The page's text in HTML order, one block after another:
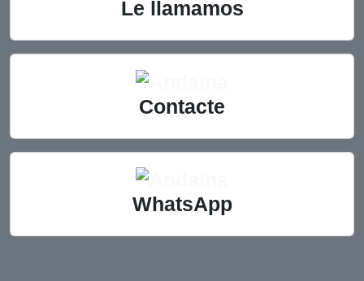
Le llamamos
Contacte
WhatsApp